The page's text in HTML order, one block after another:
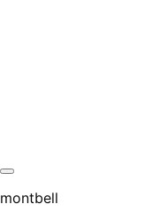
montbell